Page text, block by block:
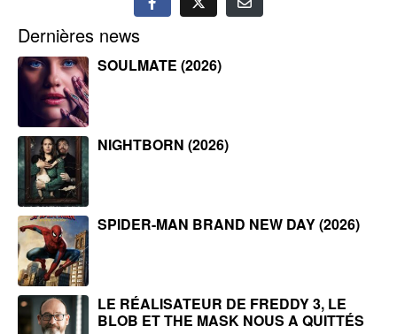
Dernières news
SOULMATE (2026)
NIGHTBORN (2026)
SPIDER-MAN BRAND NEW DAY (2026)
LE RÉALISATEUR DE FREDDY 3, LE
BLOB ET THE MASK NOUS A QUITTÉS